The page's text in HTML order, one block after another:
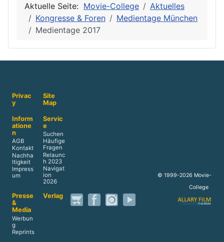
Aktuelle Seite: Movie-College
Aktuelles
Kongresse & Foren
Medientage München
Medientage 2017
Privac
y
Site
Map
Inform
atione
n
AGB
Kontakt
Nachha
ltigkeit
Impress
um
Servic
e
Suchen
Häufige
Fragen
Relaunc
h 2023
Navigat
ion
2026
Presse
&
Media
Werbun
g
Reprints
Verlag
© 1999-2026 Movie-
College